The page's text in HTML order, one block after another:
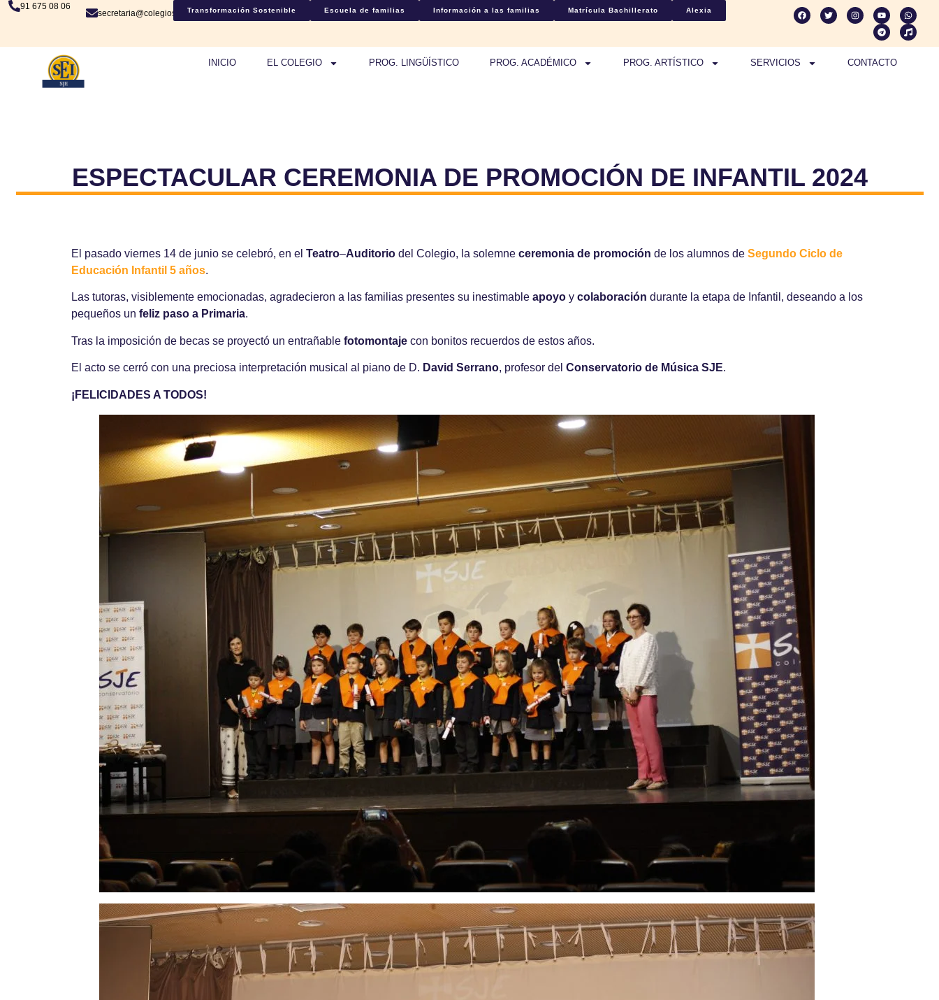
91 675 08 06
secretaria@colegiosje.esTransformación Sostenible Escuela de familias Información a las familias Matrícula Bachillerato Alexia
INICIO EL COLEGIO PROG. LINGÜÍSTICO PROG. ACADÉMICO PROG. ARTÍSTICO SERVICIOS CONTACTO
ESPECTACULAR CEREMONIA DE PROMOCIÓN DE INFANTIL 2024
El pasado viernes 14 de junio se celebró, en el Teatro–Auditorio del Colegio, la solemne ceremonia de promoción de los alumnos de Segundo Ciclo de
Educación Infantil 5 años.
Las tutoras, visiblemente emocionadas, agradecieron a las familias presentes su inestimable apoyo y colaboración durante la etapa de Infantil, deseando a los
pequeños un feliz paso a Primaria.
Tras la imposición de becas se proyectó un entrañable fotomontaje con bonitos recuerdos de estos años.
El acto se cerró con una preciosa interpretación musical al piano de D. David Serrano, profesor del Conservatorio de Música SJE.
¡FELICIDADES A TODOS!